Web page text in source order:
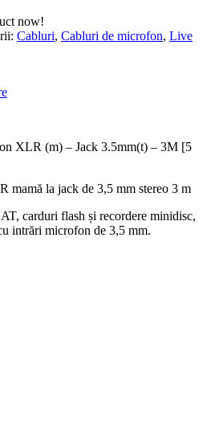
now!
Cabluri, Cabluri de microfon, Live
XLR (m) – Jack 3.5mm(t) – 3M [5
mamă la jack de 3,5 mm stereo 3 m
carduri flash și recordere minidisc,
intrări microfon de 3,5 mm.